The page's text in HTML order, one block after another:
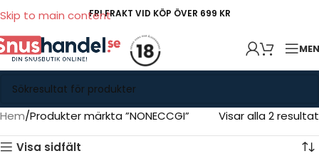
Skip to main contentFRI FRAKT VID KÖP ÖVER 699 KR
Hem Produkter märkta ”NONECCGI” Visar alla 2 resultat
Visa sidfält